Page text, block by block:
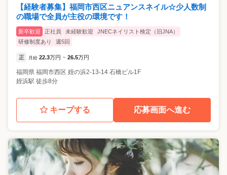
【経験者募集】福岡市西区ニュアンスネイル☆少人数制
の職場で全員が主役の環境です！
新卒歓迎 正社員 未経験歓迎
JNECネイリスト検定（旧JNA）
研修制度あり
週5回
正 月給 22.3万円 ~ 26.5万円
福岡県 福岡市西区 姪の浜2-13-14 石橋ビル1F
姪浜駅 徒歩8分
キープする 応募画面へ進む